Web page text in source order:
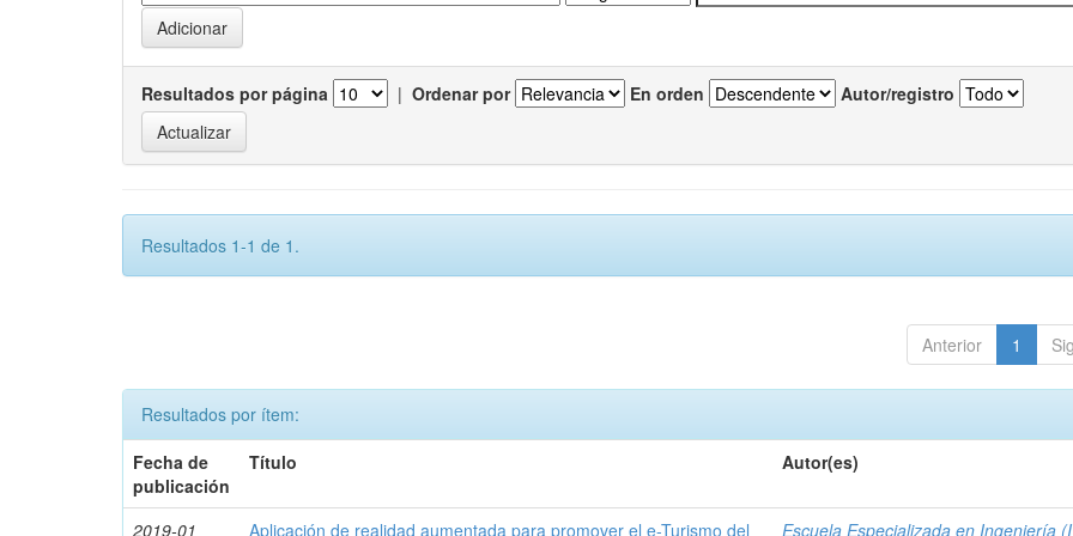
Resultados por página | Ordenar por En orden Autor/registro
Resultados 1-1 de 1.
Anterior 1
Resultados por ítem:
Fecha de
publicación
Título Autor(es)
2019-01 Aplicación de realidad aumentada para promover el e-Turismo del Escuela Especializada en Ingeniería